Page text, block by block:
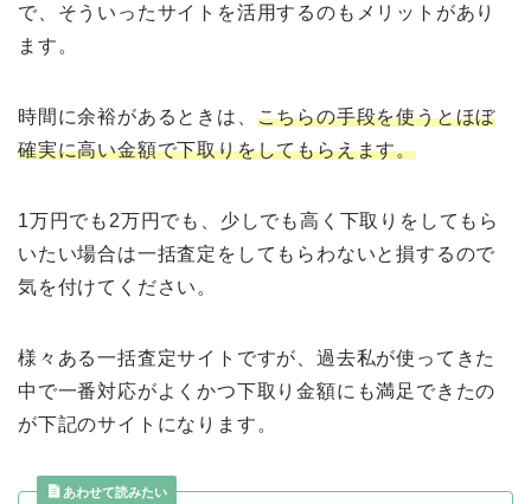
で、そういったサイトを活用するのもメリットがあり
ます。
時間に余裕があるときは、 こちらの手段を使うとほぼ
確実に高い金額で下取りをしてもらえます。
1万円でも2万円でも、少しでも高く下取りをしてもら
いたい場合は一括査定をしてもらわないと損するので
気を付けてください。
様々ある一括査定サイトですが、過去私が使ってきた
中で一番対応がよくかつ下取り金額にも満足できたの
が下記のサイトになります。
あわせて読みたい